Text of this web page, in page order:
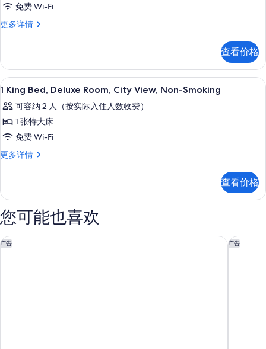
照
片
房,
城
观
的
所
有
照
片
城
市
景
多
息
房,
张
大
床,
无
烟
房,
泳
观
的
所
有
免费 Wi-Fi
更多详情
华
2
张
大
无
烟
泳
池
景
多
息
查看价格
显
示
1
King
Bed,
Deluxe
View,
Non-
Smoking
的
所
客房内保险箱、隔音、熨斗/熨衣板、
9
1 King Bed, Deluxe Room, City View, Non-Smoking
可容纳 2 人（按实际入住人数收费）
1 张特大床
免费 Wi-Fi
更多详情
1
Room,
City
View,
Non-
Smoking
更
查看价格
您可能也喜欢
广告
西部棕榈海滩希尔顿惠庭套房酒店 广告
西棕榈